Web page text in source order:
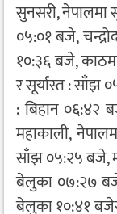
सुनसरी, नेपालमा
०५:०१ बजे,
१०:३६ बजे,
र सूर्यास्त : साँझ
: बिहान ०६:४२
महाकाली,
साँझ ०५:२५ बजे,
बेलुका ०७:२७
बेलुका १०:४१